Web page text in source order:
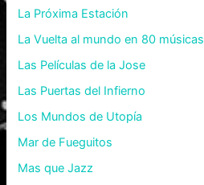
La Próxima Estación
La Vuelta al mundo en 80 músicas
Las Películas de la Jose
Las Puertas del Infierno
Los Mundos de Utopía
Mar de Fueguitos
Mas que Jazz